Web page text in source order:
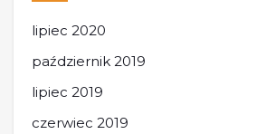
lipiec 2020
październik 2019
lipiec 2019
czerwiec 2019